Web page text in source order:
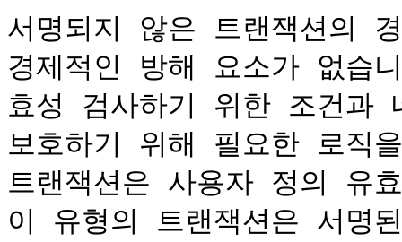
서명되지 않은 트랜잭션의
경제적인 방해 요소가 없습
효성 검사하기 위한 조건과
보호하기 위해 필요한 로직
트랜잭션은 사용자 정의 유
이 유형의 트랜잭션은 서명